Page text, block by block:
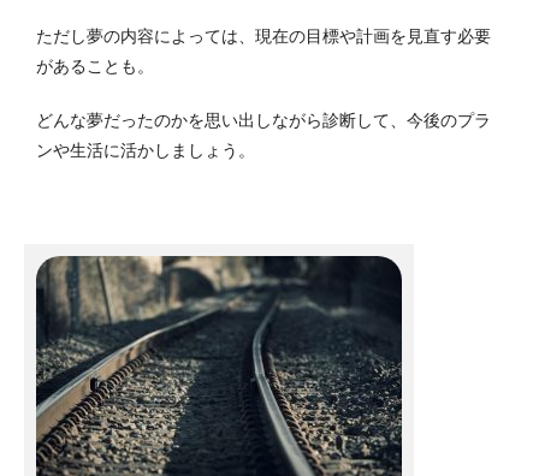
ただし夢の内容によっては、現在の目標や計画を見直す必要
があることも。
どんな夢だったのかを思い出しながら診断して、今後のプラ
ンや生活に活かしましょう。